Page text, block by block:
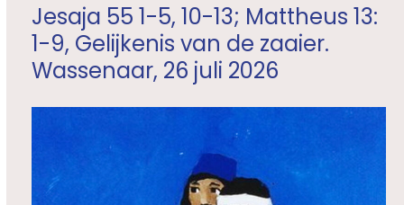
Jesaja 55 1-5, 10-13; Mattheus 13:
1-9, Gelijkenis van de zaaier.
Wassenaar, 26 juli 2026